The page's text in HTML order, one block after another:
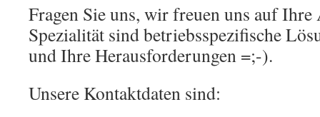
Fragen Sie uns, wir freuen uns auf Ihre
Spezialität sind betriebsspezifische
und Ihre Herausforderungen =;-).
Unsere Kontaktdaten sind: